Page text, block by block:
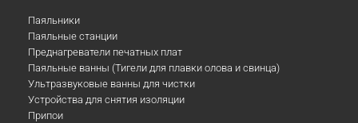
Паяльники
Паяльные станции
Преднагреватели печатных плат
Паяльные ванны (Тигели для плавки олова и свинца)
Ультразвуковые ванны для чистки
Устройства для снятия изоляции
Припои